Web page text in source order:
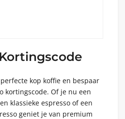
kop koffie en bespaar
kortingscode. Of je nu een
klassieke espresso of een
geniet je van premium